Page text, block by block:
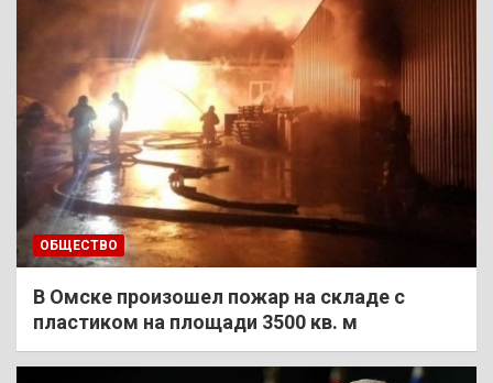
ОБЩЕСТВО
В Омске произошел пожар на складе с
пластиком на площади 3500 кв. м